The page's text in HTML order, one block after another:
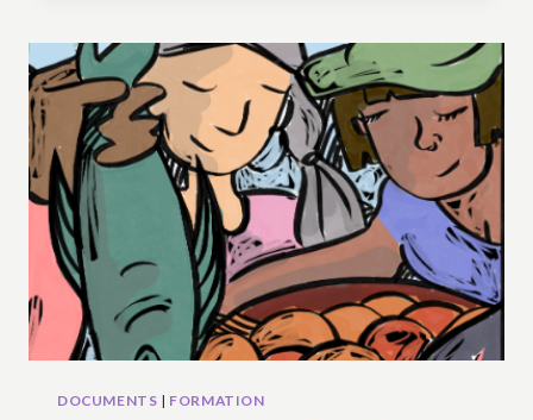
L’UNDROP
SESSION
« HISTOIRE
ET
ENSEIGNEMENTS
DE
LA
LUTTE
POUR
L’UNDROP »
DOCUMENTS | FORMATION